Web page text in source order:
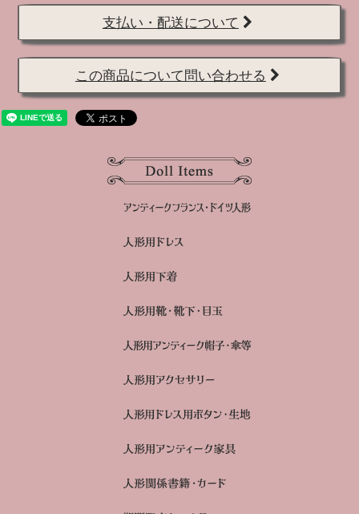
支払い・配送について
この商品について問い合わせる